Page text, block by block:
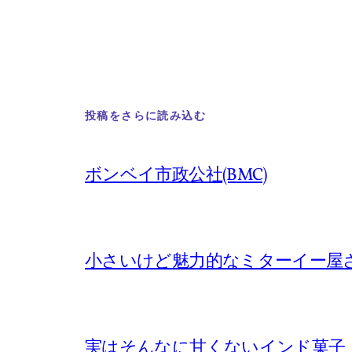
投稿をさらに読み込む
ボンベイ市政公社(BMC)
小さいけど魅力的なミターイー屋